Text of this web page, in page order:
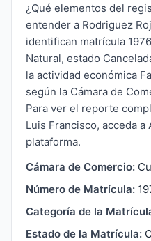
¿Qué elementos del
entender a Rodriguez
identifican matrícula
Natural, estado
la actividad económica
según la Cámara de
Para ver el reporte
Luis Francisco, acceda
plataforma.
Cámara de Comercio:
Número de Matrícula:
Categoría de la
Estado de la Matrícula: